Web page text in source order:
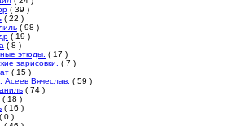
( 39 )
( 22 )
( 98 )
( 19 )
( 8 )
этюды. ( 17 )
зарисовки. ( 7 )
( 15 )
Асеев Вячеслав. ( 59 )
( 74 )
( 18 )
( 16 )
( 0 )